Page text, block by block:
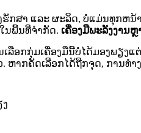
ຮັກສາ ແລະ ຜະລິດ, ບໍ່ແມ່ນທຸກຫນ້
ນພື້ນທີ່ຈຳກັດ. ເຄື່ອງມືພະລັງງານ
ເລືອກກຸ່ມເຄື່ອງມືນີ້ບໍ່ໄດ້ມອງພຽ
ຫາກຄັດເລືອກໄດ້ຖືກຈຸດ, ການທຳ